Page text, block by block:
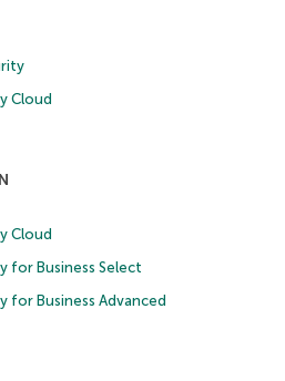
Cloud
Cloud
for Business Select
for Business Advanced